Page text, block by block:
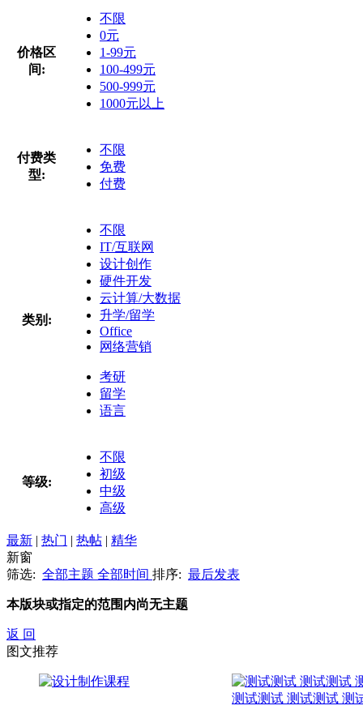
价格区
间:
不限
0元
1-99元
100-499元
500-999元
1000元以上
付费类
型:
不限
免费
付费
类别:
不限
IT/互联网
设计创作
硬件开发
云计算/大数据
升学/留学
Office
网络营销
考研
留学
语言
等级:
不限
初级
中级
高级
最新 | 热门 | 热帖 | 精华
新窗
筛选: 全部主题 全部时间 排序: 最后发表
本版块或指定的范围内尚无主题
返 回
图文推荐